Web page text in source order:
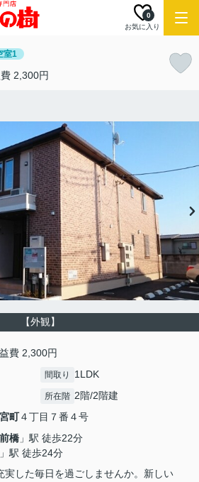
お気に入り
0
室1
2,300円
【外観】
費 2,300円
間取り 1LDK
所在階 2階/2階建
町４丁目７番４号
橋 」駅 徒歩22分
」駅 徒歩24分
実した毎日を過ごしませんか。新しい